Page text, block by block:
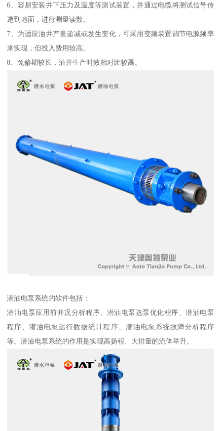
6、容易安装井下压力及温度等测试装置，并通过电缆将测试信号传
递到地面，进行测量读数。
7、为适应油井产量递减或发生变化，可采用变频装置调节电源频率
来实现，但投入费用较高。
8、免修期较长，油井生产时效相对比较高。
潜油电泵系统的软件包括：
潜油电泵应用前井况分析程序、潜油电泵选泵优化程序、潜油电泵
程序、潜油电泵运行数据统计程序、潜油电泵系统故障分析程序
等。潜油电泵系统的作用是实现高扬程、大排量的流体举升。